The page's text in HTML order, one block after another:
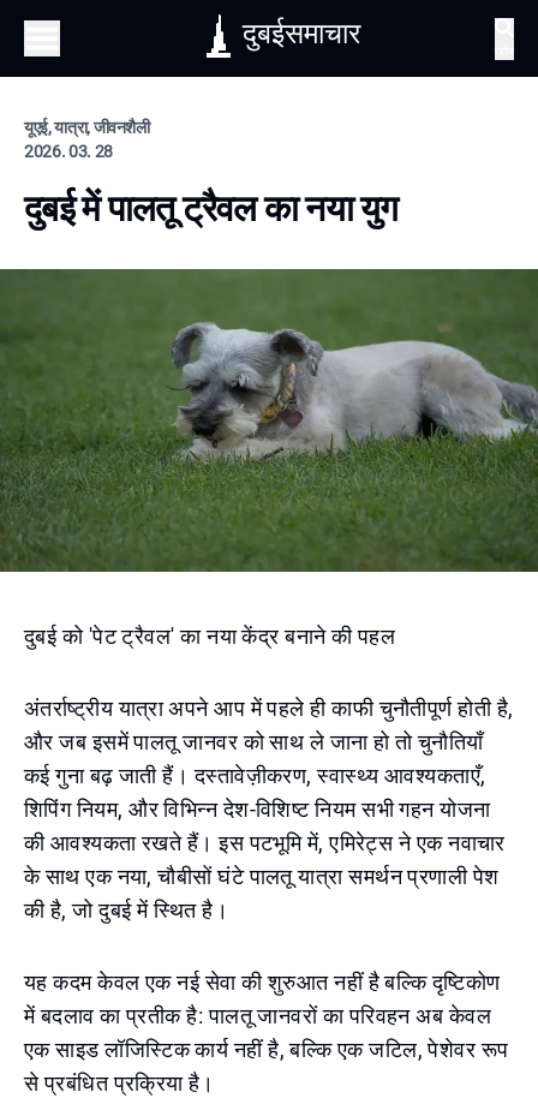
दुबईसमाचार
यूएई, यात्रा, जीवनशैली
2026. 03. 28
दुबई में पालतू ट्रैवल का नया युग
दुबई को 'पेट ट्रैवल' का नया केंद्र बनाने की पहल
अंतर्राष्ट्रीय यात्रा अपने आप में पहले ही काफी चुनौतीपूर्ण होती है,
और जब इसमें पालतू जानवर को साथ ले जाना हो तो चुनौतियाँ
कई गुना बढ़ जाती हैं। दस्तावेज़ीकरण, स्वास्थ्य आवश्यकताएँ,
शिपिंग नियम, और विभिन्न देश-विशिष्ट नियम सभी गहन योजना
की आवश्यकता रखते हैं। इस पटभूमि में, एमिरेट्स ने एक नवाचार
के साथ एक नया, चौबीसों घंटे पालतू यात्रा समर्थन प्रणाली पेश
की है, जो दुबई में स्थित है।
यह कदम केवल एक नई सेवा की शुरुआत नहीं है बल्कि दृष्टिकोण
में बदलाव का प्रतीक है: पालतू जानवरों का परिवहन अब केवल
एक साइड लॉजिस्टिक कार्य नहीं है, बल्कि एक जटिल, पेशेवर रूप
से प्रबंधित प्रक्रिया है।